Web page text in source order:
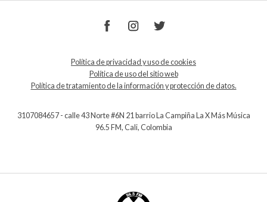
Política de privacidad y uso de cookies
Política de uso del sitio web
Política de tratamiento de la información y protección de datos.
3107084657 - calle 43 Norte #6N 21 barrio La Campiña La X Más Música
96.5 FM, Cali, Colombia